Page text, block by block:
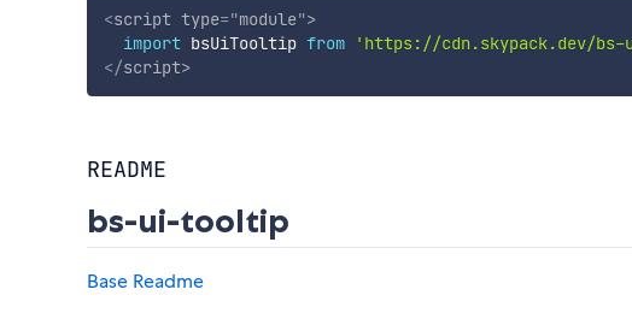
<script type="module">
import bsUiTooltip from 'https://cdn.skypack.dev/
</script>
README
bs-ui-tooltip
Base Readme